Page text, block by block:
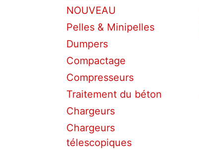
NOUVEAU
Pelles & Minipelles
Dumpers
Compactage
Compresseurs
Traitement du béton
Chargeurs
Chargeurs
télescopiques